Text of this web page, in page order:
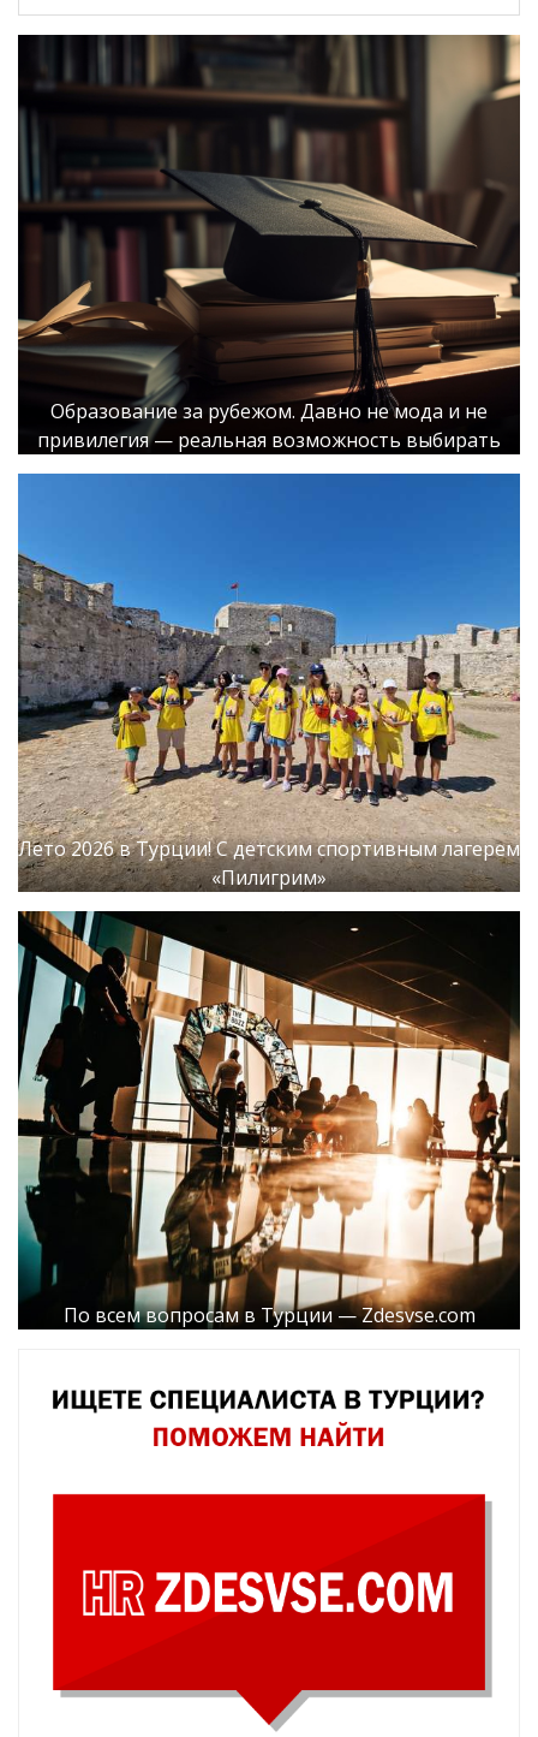
Образование за рубежом. Давно не мода и не
привилегия — реальная возможность выбирать
Лето 2026 в Турции! С детским спортивным лагерем
«Пилигрим»
По всем вопросам в Турции — Zdesvse.com